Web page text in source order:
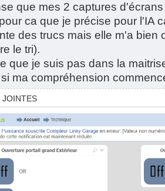
que mes 2 captures
ca que je précise pour l'IA
des trucs mais elle m'a bien
le tri).
que je suis pas dans la
ma compréhension
JOINTES